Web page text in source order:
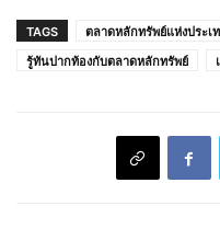
TAGS ตลาดหลักทรัพย์แห่งประเ
รู้ทันปากท้องกับตลาดหลักทรัพย์